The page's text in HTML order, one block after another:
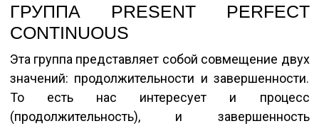
ГРУППА PRESENT PERFECT
CONTINUOUS
Эта группа представляет собой совмещение двух
значений: продолжительности и завершенности.
То есть нас интересует и процесс
(продолжительность), и завершенность